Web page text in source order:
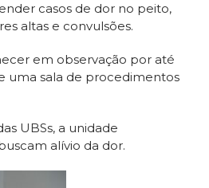
casos de dor no peito,
altas e convulsões.
em observação por até
uma sala de procedimentos
UBSs, a unidade
alívio da dor.